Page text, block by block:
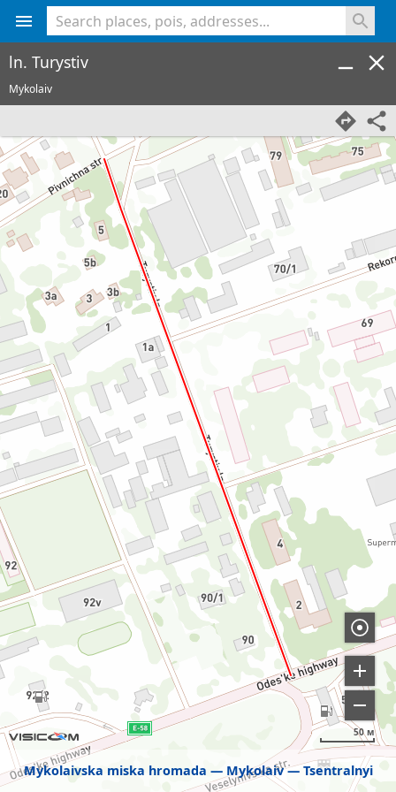
Mykolaivska miska hromada Mykolaiv Tsentralnyi
50 м
ln. Turystiv
Mykolaiv
<% console.log(hcard) %>